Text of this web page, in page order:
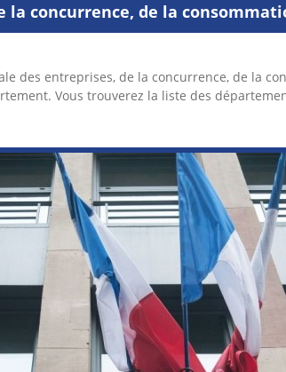
la concurrence, de la
des entreprises, de la concurrence, de la
Vous trouverez la liste des